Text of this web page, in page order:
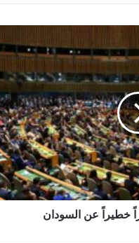
خطيراً عن السودان